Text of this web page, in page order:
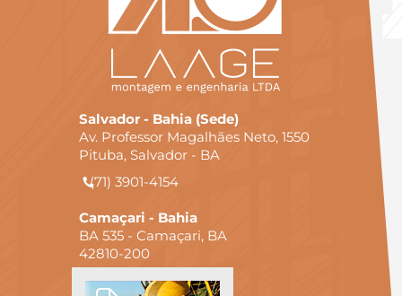
Salvador - Bahia (Sede)
Av. Professor Magalhães Neto, 1550
Pituba, Salvador - BA
(71) 3901-4154
Camaçari - Bahia
BA 535 - Camaçari, BA
42810-200